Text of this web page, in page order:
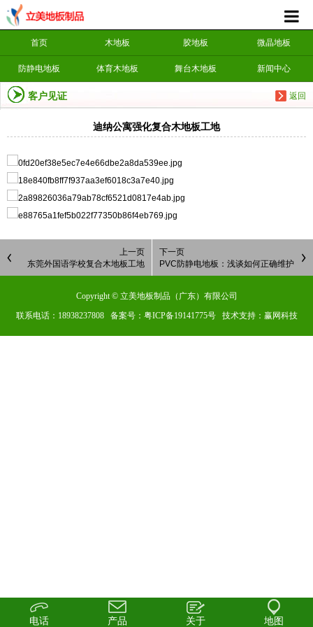
首页 木地板 胶地板 微晶地板
防静电地板 体育木地板 舞台木地板 新闻中心
返回
客户见证
迪纳公寓强化复合木地板工地
上一页
东莞外国语学校复合木地板工地
下一页
PVC防静电地板：浅谈如何正确维护
PVC防静电地板
Copyright © 立美地板制品（广东）有限公司
联系电话：18938237808 备案号： 粤ICP备19141775号 技术支持：赢网科技
电话 产品 关于 地图